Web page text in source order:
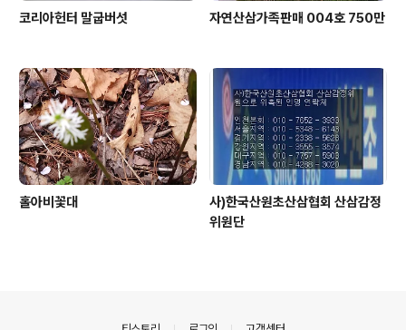
코리아헌터 말굽버섯 자연산삼가족판매 004호 750만
홀아비꽃대
사)한국산원초산삼협회 산삼감정
위원단